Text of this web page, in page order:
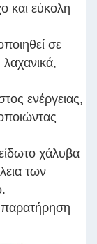
και εύκολη
σε
ενέργειας,
χάλυβα
των